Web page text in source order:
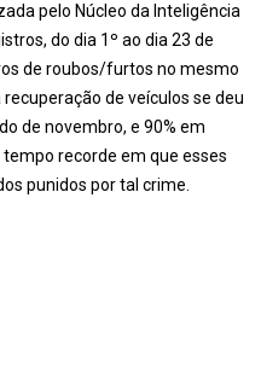
pelo Núcleo da Inteligência
do dia 1º ao dia 23 de
de roubos/furtos no mesmo
de veículos se deu
de novembro, e 90% em
recorde em que esses
punidos por tal crime.